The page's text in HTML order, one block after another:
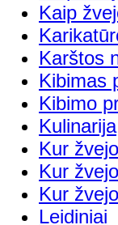
Kaip
Karštos
Kibimas
Kibimo
Kulinarija
Kur
Kur
Kur
Leidiniai